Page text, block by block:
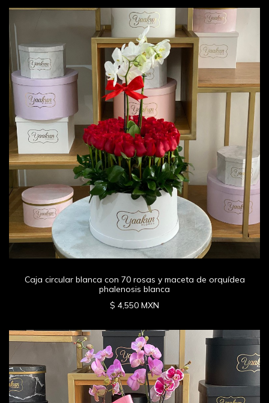
Caja circular blanca con 70 rosas y maceta de orquídea
phalenosis blanca
$ 4,550 MXN